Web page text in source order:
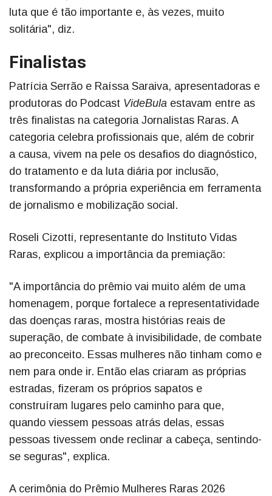
luta que é tão importante e, às vezes, muito
solitária", diz.
Finalistas
Patrícia Serrão e Raíssa Saraiva, apresentadoras e
produtoras do Podcast VideBula estavam entre as
três finalistas na categoria Jornalistas Raras. A
categoria celebra profissionais que, além de cobrir
a causa, vivem na pele os desafios do diagnóstico,
do tratamento e da luta diária por inclusão,
transformando a própria experiência em ferramenta
de jornalismo e mobilização social.
Roseli Cizotti, representante do Instituto Vidas
Raras, explicou a importância da premiação:
"A importância do prêmio vai muito além de uma
homenagem, porque fortalece a representatividade
das doenças raras, mostra histórias reais de
superação, de combate à invisibilidade, de combate
ao preconceito. Essas mulheres não tinham como e
nem para onde ir. Então elas criaram as próprias
estradas, fizeram os próprios sapatos e
construíram lugares pelo caminho para que,
quando viessem pessoas atrás delas, essas
pessoas tivessem onde reclinar a cabeça, sentindo-
se seguras", explica.
A cerimônia do Prêmio Mulheres Raras 2026